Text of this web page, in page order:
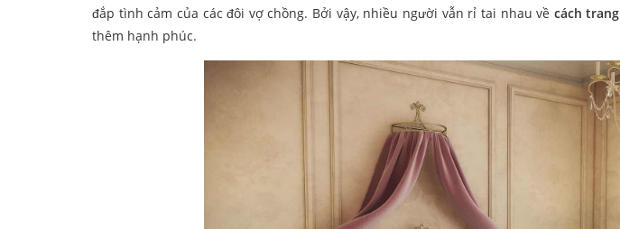
đắp tình cảm của các đôi vợ chồng. Bởi vậy, nhiều người vẫn rỉ tai nhau về cách
thêm hạnh phúc.